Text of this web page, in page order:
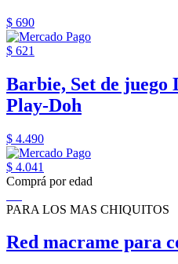
$ 690
$ 621
Barbie, Set de juego
Play-Doh
$ 4.490
$ 4.041
Comprá por edad
PARA LOS MAS CHIQUITOS
Red macrame para